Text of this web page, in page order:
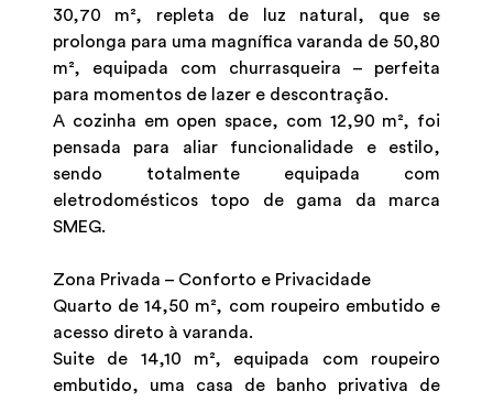
30,70 m², repleta de luz natural, que se
prolonga para uma magnífica varanda de 50,80
m², equipada com churrasqueira – perfeita
para momentos de lazer e descontração.
A cozinha em open space, com 12,90 m², foi
pensada para aliar funcionalidade e estilo,
sendo totalmente equipada com
eletrodomésticos topo de gama da marca
SMEG.
Zona Privada – Conforto e Privacidade
Quarto de 14,50 m², com roupeiro embutido e
acesso direto à varanda.
Suite de 14,10 m², equipada com roupeiro
embutido, uma casa de banho privativa de